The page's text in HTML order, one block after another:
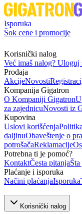
Isporuka
Šok cene i promocije
Korisnički nalog
Već imaš nalog? Uloguj
Prodaja
AkcijeNovosti
Kompanija Gigatron
O Kompaniji Gigatron
za zajednicuNovosti iz
Kupovina
Uslovi korišćenja
daljinuObaveštenje o
potrošačaReklamacije
Potrebna ti je pomoć?
KontaktČesta pitanja
Plaćanje i isporuka
Načini plaćanjaIsporuka
Korisnički nalog